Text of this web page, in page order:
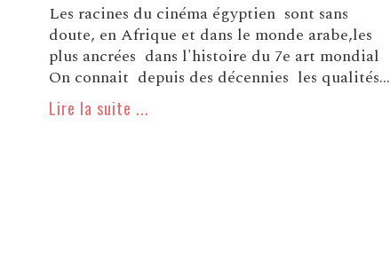
Les racines du cinéma égyptien sont sans
doute, en Afrique et dans le monde arabe,les
plus ancrées dans l'histoire du 7e art mondial
On connait depuis des décennies les qualités...
Lire la suite ...